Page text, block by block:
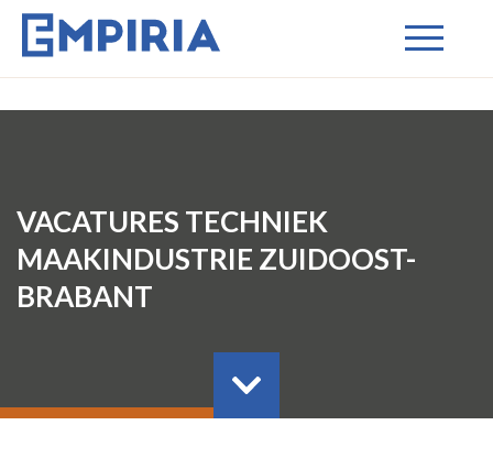
VACATURES TECHNIEK
MAAKINDUSTRIE ZUIDOOST-
BRABANT